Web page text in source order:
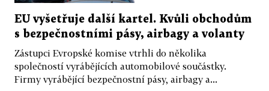
EU vyšetřuje další kartel. Kvůli obchodům
s bezpečnostními pásy, airbagy a volanty
Zástupci Evropské komise vtrhli do několika
společností vyrábějících automobilové součástky.
Firmy vyrábějící bezpečnostní pásy, airbagy a...